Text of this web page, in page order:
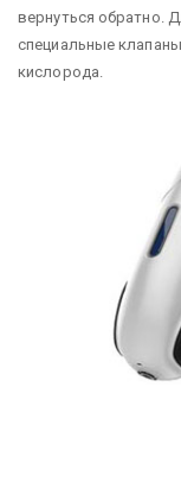
вернуться обратно.
специальные
кислорода.